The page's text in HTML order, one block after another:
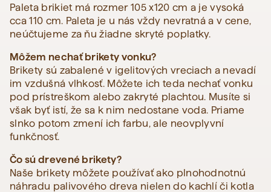
Paleta brikiet má rozmer 105 x120 cm a je vysoká
cca 110 cm. Paleta je u nás vždy nevratná a v cene,
neúčtujeme za ňu žiadne skryté poplatky.
Môžem nechať brikety vonku?
Brikety sú zabalené v igelitových vreciach a nevadí
im vzdušná vlhkosť. Môžete ich teda nechať vonku
pod prístreškom alebo zakryté plachtou. Musíte si
však byť istí, že sa k nim nedostane voda. Priame
slnko potom zmení ich farbu, ale neovplyvní
funkčnosť.
Čo sú drevené brikety?
Naše brikety môžete používať ako plnohodnotnú
náhradu palivového dreva nielen do kachlí či kotla